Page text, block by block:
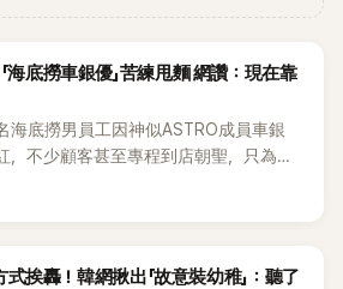
海底撈車銀優」苦練甩麵 網讚：現在靠
海底撈男員工因神似ASTRO成員車銀
，不少顧客甚至專程到店朝聖，只為一
隔數月，他的最新近況再度引發熱議，
式挨轟！韓網揪出「故意裝幼稚」：聽了